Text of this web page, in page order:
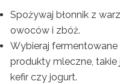
Spożywaj błonnik z
owoców i zbóż.
Wybieraj fermentowane
produkty mleczne, takie
kefir czy jogurt.